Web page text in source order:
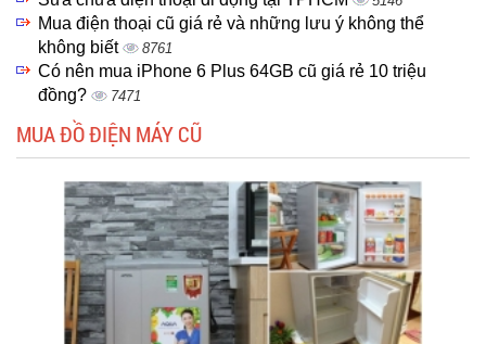
Mua điện thoại cũ giá rẻ và những lưu ý không thể
không biết
8761
Có nên mua iPhone 6 Plus 64GB cũ giá rẻ 10 triệu
đồng?
7471
MUA ĐỒ ĐIỆN MÁY CŨ